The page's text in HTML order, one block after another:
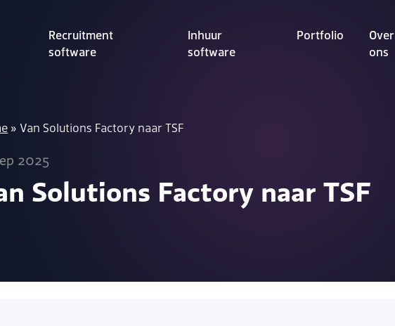
Recruitment
software
Inhuur
software
Portfolio
Over
ons
» Van Solutions Factory naar TSF
2025
Solutions Factory naar TSF